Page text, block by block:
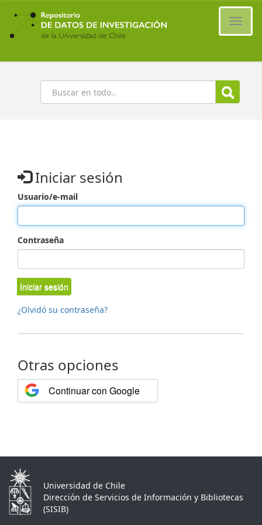
Ir
contenido
principal
Buscar
Iniciar sesión
Usuario/e-mail
Contraseña
Iniciar sesión
¿Olvidó su contraseña?
Otras opciones
Continuar con Google
Universidad de Chile
Dirección de Servicios de Información y Bibliotecas
(SISIB)